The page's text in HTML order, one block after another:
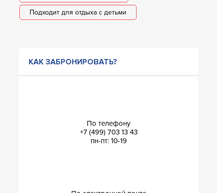
Подходит для отдыха с детьми
КАК ЗАБРОНИРОВАТЬ?
По телефону
+7 (499) 703 13 43
пн-пт: 10-19